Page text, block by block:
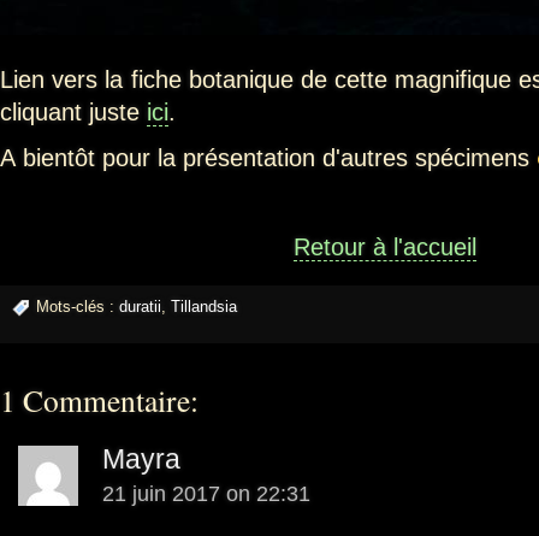
Lien vers la fiche botanique de cette magnifique
cliquant juste ici.
A bientôt pour la présentation d'autres spécimens
Retour à l'accueil
Mots-clés : duratii Tillandsia
1 Commentaire:
Mayra
21 juin 2017 on 22:31